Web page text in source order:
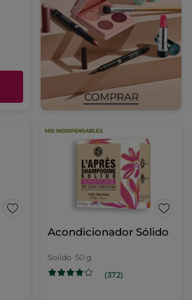
Acondicionador Sólido
Solido 50 g
(372)